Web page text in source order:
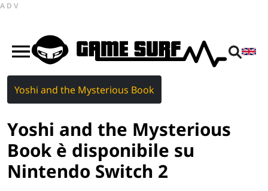
ADV
Yoshi and the Mysterious Book
Yoshi and the Mysterious
Book è disponibile su
Nintendo Switch 2